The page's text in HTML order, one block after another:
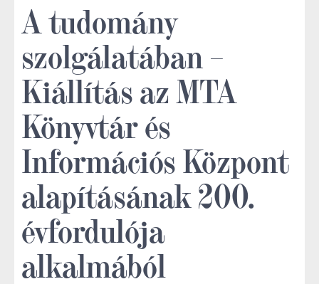
A tudomány
szolgálatában –
Kiállítás az MTA
Könyvtár és
Információs Központ
alapításának 200.
évfordulója
alkalmából